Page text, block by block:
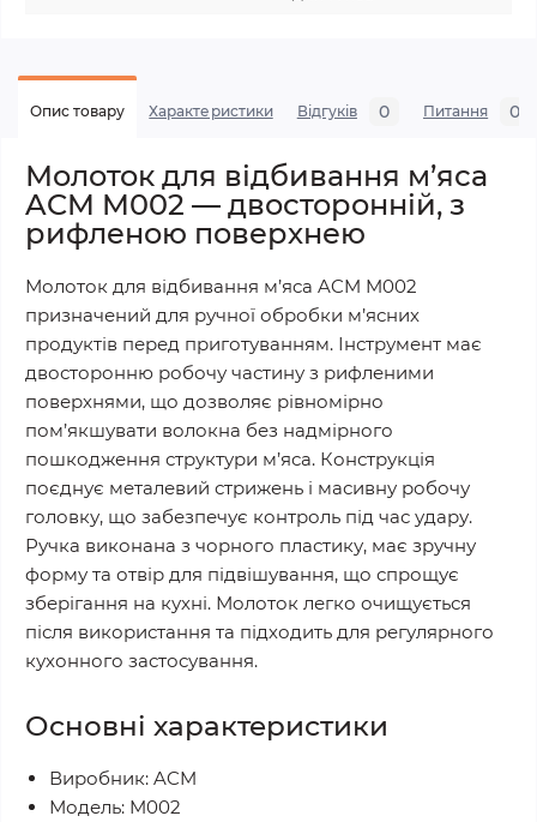
Опис товару Характеристики Відгуків 0 Питання 0
Молоток для відбивання м’яса
ACM M002 — двосторонній, з
рифленою поверхнею
Молоток для відбивання м’яса ACM M002
призначений для ручної обробки м’ясних
продуктів перед приготуванням. Інструмент має
двосторонню робочу частину з рифленими
поверхнями, що дозволяє рівномірно
пом’якшувати волокна без надмірного
пошкодження структури м’яса. Конструкція
поєднує металевий стрижень і масивну робочу
головку, що забезпечує контроль під час удару.
Ручка виконана з чорного пластику, має зручну
форму та отвір для підвішування, що спрощує
зберігання на кухні. Молоток легко очищується
після використання та підходить для регулярного
кухонного застосування.
Основні характеристики
Виробник: ACM
Модель: M002